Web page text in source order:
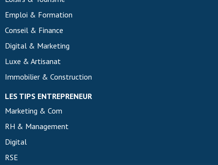
Emploi & Formation
Conseil & Finance
Digital & Marketing
Luxe & Artisanat
Immobilier & Construction
LES TIPS ENTREPRENEUR
Marketing & Com
RH & Management
Digital
RSE